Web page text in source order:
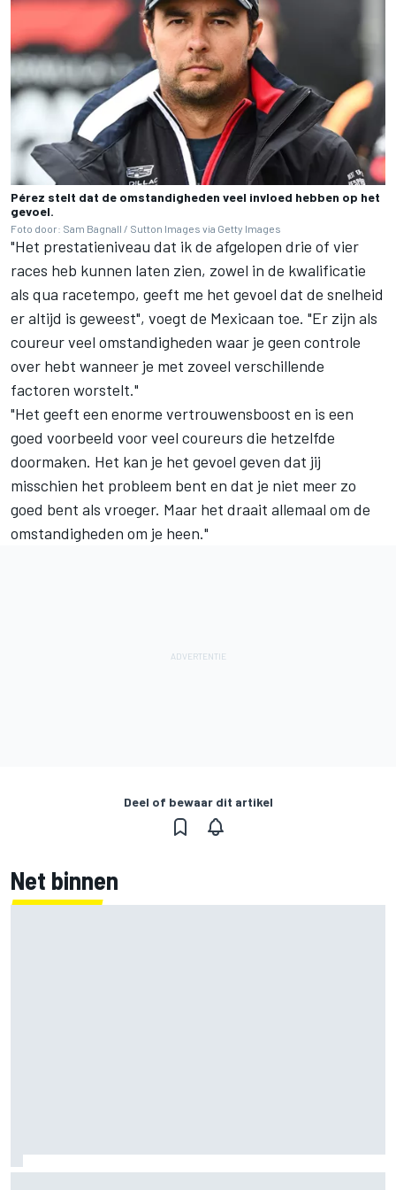
Pérez stelt dat de omstandigheden veel invloed hebben op het
gevoel.
Foto door: Sam Bagnall / Sutton Images via Getty Images
"Het prestatieniveau dat ik de afgelopen drie of vier
races heb kunnen laten zien, zowel in de kwalificatie
als qua racetempo, geeft me het gevoel dat de snelheid
er altijd is geweest", voegt de Mexicaan toe. "Er zijn als
coureur veel omstandigheden waar je geen controle
over hebt wanneer je met zoveel verschillende
factoren worstelt."
"Het geeft een enorme vertrouwensboost en is een
goed voorbeeld voor veel coureurs die hetzelfde
doormaken. Het kan je het gevoel geven dat jij
misschien het probleem bent en dat je niet meer zo
goed bent als vroeger. Maar het draait allemaal om de
omstandigheden om je heen."
Deel of bewaar dit artikel
Net binnen